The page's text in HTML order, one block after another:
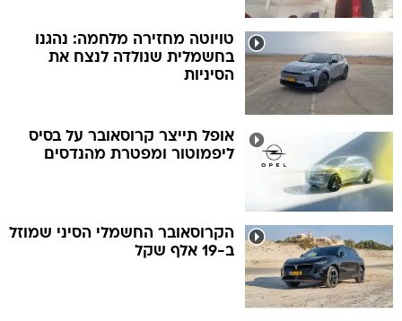
טויוטה מחזירה מלחמה: נהגנו
בחשמלית שנולדה לנצח את
הסיניות
אופל תייצר קרוסאובר על בסיס
ליפמוטור ומפטרת מהנדסים
הקרוסאובר החשמלי הסיני שמוזל
ב-19 אלף שקל